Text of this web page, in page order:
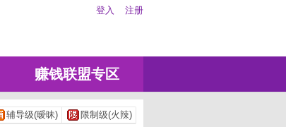
登入 注册
赚钱联盟专区
辅导级(暧昧) 限制级(火辣)